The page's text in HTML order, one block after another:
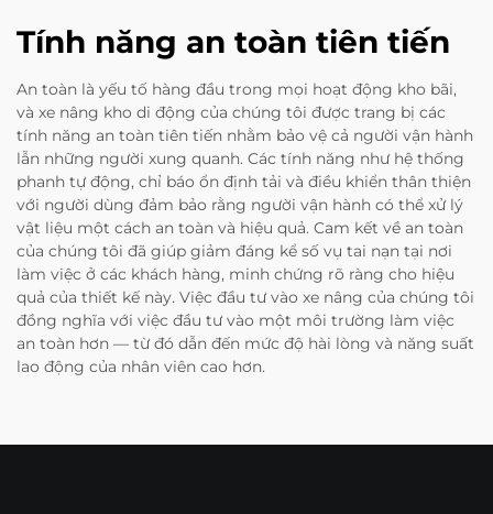
Tính năng an toàn tiên tiến
An toàn là yếu tố hàng đầu trong mọi hoạt động kho bãi,
và xe nâng kho di động của chúng tôi được trang bị các
tính năng an toàn tiên tiến nhằm bảo vệ cả người vận hành
lẫn những người xung quanh. Các tính năng như hệ thống
phanh tự động, chỉ báo ổn định tải và điều khiển thân thiện
với người dùng đảm bảo rằng người vận hành có thể xử lý
vật liệu một cách an toàn và hiệu quả. Cam kết về an toàn
của chúng tôi đã giúp giảm đáng kể số vụ tai nạn tại nơi
làm việc ở các khách hàng, minh chứng rõ ràng cho hiệu
quả của thiết kế này. Việc đầu tư vào xe nâng của chúng tôi
đồng nghĩa với việc đầu tư vào một môi trường làm việc
an toàn hơn — từ đó dẫn đến mức độ hài lòng và năng suất
lao động của nhân viên cao hơn.